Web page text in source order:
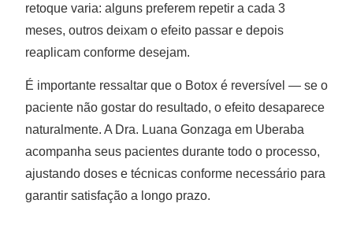
retoque varia: alguns preferem repetir a cada 3
meses, outros deixam o efeito passar e depois
reaplicam conforme desejam.
É importante ressaltar que o Botox é reversível — se o
paciente não gostar do resultado, o efeito desaparece
naturalmente. A Dra. Luana Gonzaga em Uberaba
acompanha seus pacientes durante todo o processo,
ajustando doses e técnicas conforme necessário para
garantir satisfação a longo prazo.